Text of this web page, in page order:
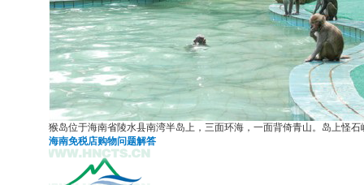
猴岛位于海南省陵水县南湾半岛上，三面环海，一面背倚青山。岛上怪
海南免税店购物问题解答